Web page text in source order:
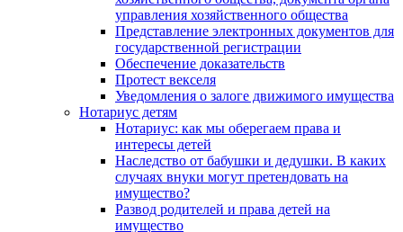
управления хозяйственного общества
Представление электронных документов для
государственной регистрации
Обеспечение доказательств
Протест векселя
Уведомления о залоге движимого имущества
Нотариус детям
Нотариус: как мы оберегаем права и
интересы детей
Наследство от бабушки и дедушки. В каких
случаях внуки могут претендовать на
имущество?
Развод родителей и права детей на
имущество